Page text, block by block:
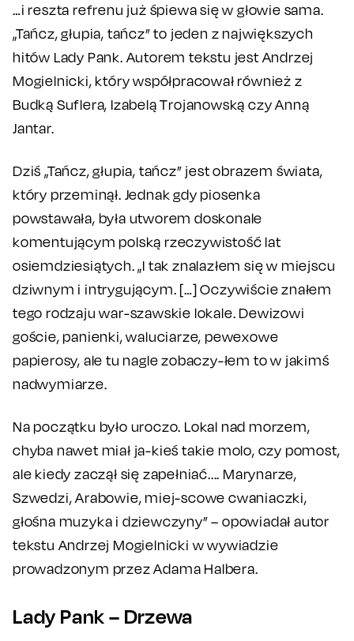
…i reszta refrenu już śpiewa się w głowie sama.
„Tańcz, głupia, tańcz” to jeden z największych
hitów Lady Pank. Autorem tekstu jest Andrzej
Mogielnicki, który współpracował również z
Budką Suflera, Izabelą Trojanowską czy Anną
Jantar.
Dziś „Tańcz, głupia, tańcz” jest obrazem świata,
który przeminął. Jednak gdy piosenka
powstawała, była utworem doskonale
komentującym polską rzeczywistość lat
osiemdziesiątych. „I tak znalazłem się w miejscu
dziwnym i intrygującym. […] Oczywiście znałem
tego rodzaju war-szawskie lokale. Dewizowi
goście, panienki, waluciarze, pewexowe
papierosy, ale tu nagle zobaczy-łem to w jakimś
nadwymiarze.
Na początku było uroczo. Lokal nad morzem,
chyba nawet miał ja-kieś takie molo, czy pomost,
ale kiedy zaczął się zapełniać.... Marynarze,
Szwedzi, Arabowie, miej-scowe cwaniaczki,
głośna muzyka i dziewczyny” – opowiadał autor
tekstu Andrzej Mogielnicki w wywiadzie
prowadzonym przez Adama Halbera.
Lady Pank – Drzewa